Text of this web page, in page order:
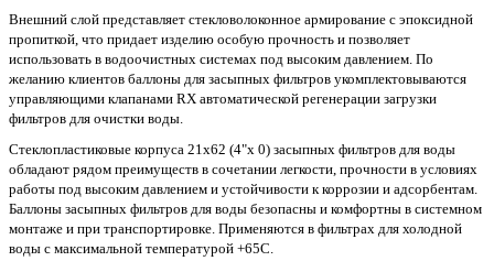
Внешний слой представляет стекловолоконное армирование с эпоксидной
пропиткой, что придает изделию особую прочность и позволяет
использовать в водоочистных системах под высоким давлением. По
желанию клиентов баллоны для засыпных фильтров укомплектовываются
управляющими клапанами RX автоматической регенерации загрузки
фильтров для очистки воды.
Стеклопластиковые корпуса 21х62 (4"х 0) засыпных фильтров для воды
обладают рядом преимуществ в сочетании легкости, прочности в условиях
работы под высоким давлением и устойчивости к коррозии и адсорбентам.
Баллоны засыпных фильтров для воды безопасны и комфортны в системном
монтаже и при транспортировке. Применяются в фильтрах для холодной
воды с максимальной температурой +65С.